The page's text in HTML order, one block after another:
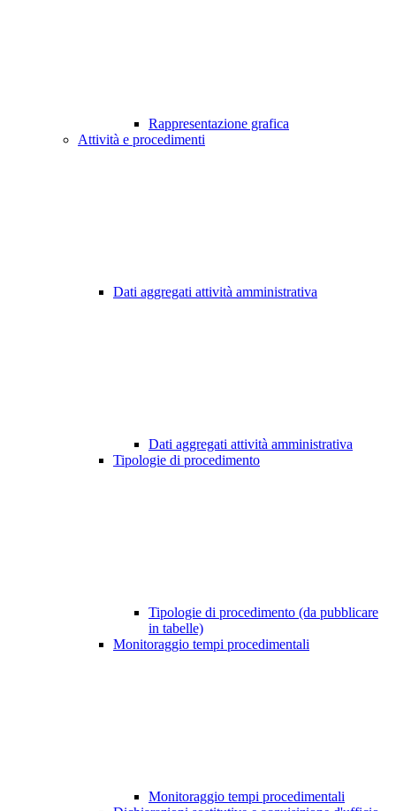
Rappresentazione grafica
Attività e procedimenti
Dati aggregati attività amministrativa
Dati aggregati attività amministrativa
Tipologie di procedimento
Tipologie di procedimento (da pubblicare
in tabelle)
Monitoraggio tempi procedimentali
Monitoraggio tempi procedimentali